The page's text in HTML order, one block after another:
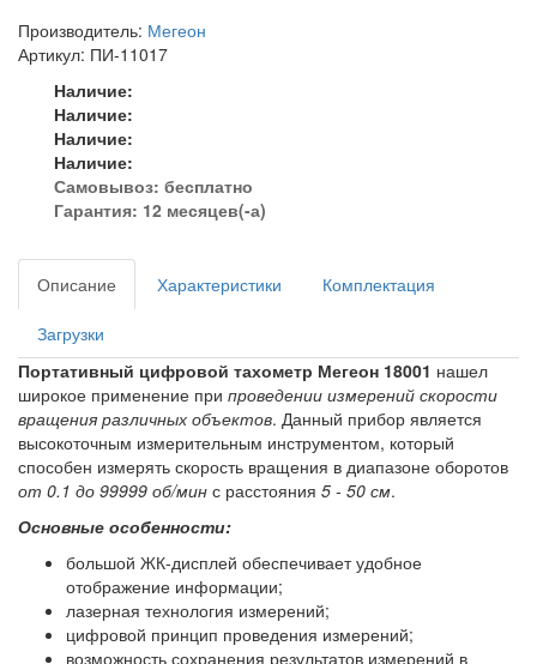
Производитель: Мегеон
Артикул: ПИ-11017
Наличие:
Наличие:
Наличие:
Наличие:
Самовывоз: бесплатно
Гарантия: 12 месяцев(-а)
Описание Характеристики Комплектация
Загрузки
Портативный цифровой тахометр Мегеон 18001 нашел
широкое применение при проведении измерений скорости
вращения различных объектов. Данный прибор является
высокоточным измерительным инструментом, который
способен измерять скорость вращения в диапазоне оборотов
от 0.1 до 99999 об/мин с расстояния 5 - 50 см.
Основные особенности:
большой ЖК-дисплей обеспечивает удобное
отображение информации;
лазерная технология измерений;
цифровой принцип проведения измерений;
возможность сохранения результатов измерений в